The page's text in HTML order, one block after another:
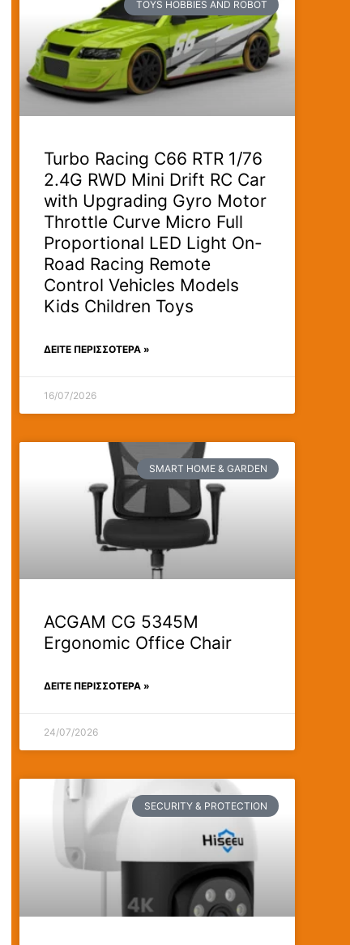
TOYS HOBBIES AND ROBOT
Turbo Racing C66 RTR 1/76
2.4G RWD Mini Drift RC Car
with Upgrading Gyro Motor
Throttle Curve Micro Full
Proportional LED Light On-
Road Racing Remote
Control Vehicles Models
Kids Children Toys
ΔΕΊΤΕ ΠΕΡΙΣΣΟΤΕΡΑ »
16/07/2026
SMART HOME & GARDEN
ACGAM CG 5345M
Ergonomic Office Chair
ΔΕΊΤΕ ΠΕΡΙΣΣΟΤΕΡΑ »
24/07/2026
SECURITY & PROTECTION